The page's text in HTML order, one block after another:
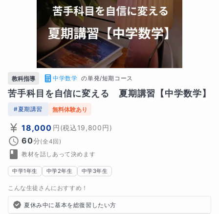
教科指導 中学数学 の単発/短期コース
苦手科目を自信に変える　夏期講習【中学数学】
#夏期講習 無料体験あり
18,000 円(税込19,800円)
60分(全4回)
教材を話しあって決めます
中学1年生 中学2年生 中学3年生
こんな生徒さんにおすすめ！
夏休み中に基本を総復習したい方